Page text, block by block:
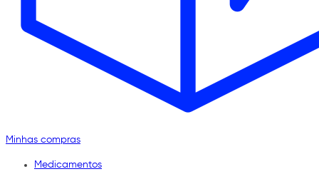
Minhas compras
Medicamentos